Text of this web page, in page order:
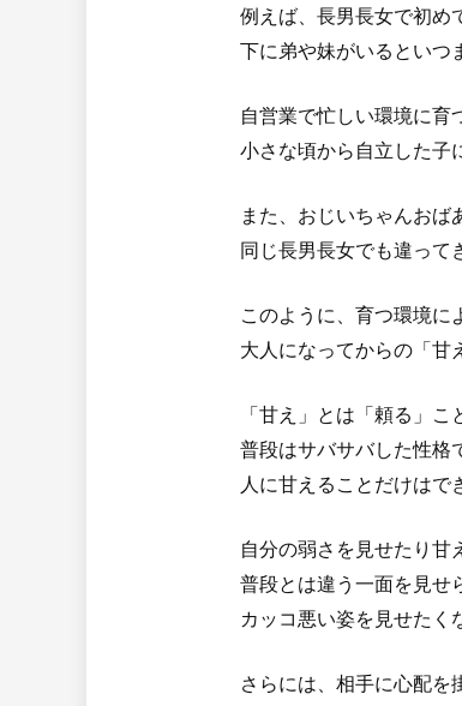
例えば、長男長女で初め
下に弟や妹がいるといつ
自営業で忙しい環境に育
小さな頃から自立した子
また、おじいちゃんおば
同じ長男長女でも違って
このように、育つ環境に
大人になってからの「甘
「甘え」とは「頼る」こ
普段はサバサバした性格
人に甘えることだけはで
自分の弱さを見せたり甘
普段とは違う一面を見せ
カッコ悪い姿を見せたく
さらには、相手に心配を